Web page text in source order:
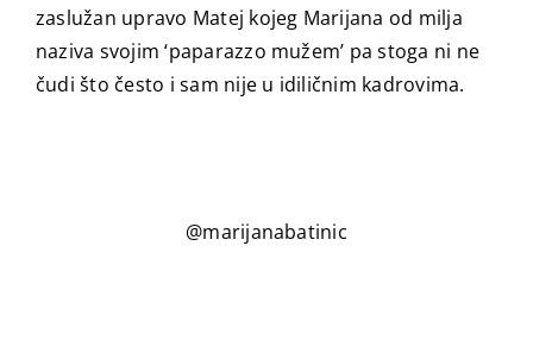
zaslužan upravo Matej kojeg Marijana od milja
naziva svojim ‘paparazzo mužem’ pa stoga ni ne
čudi što često i sam nije u idiličnim kadrovima.
@marijanabatinic